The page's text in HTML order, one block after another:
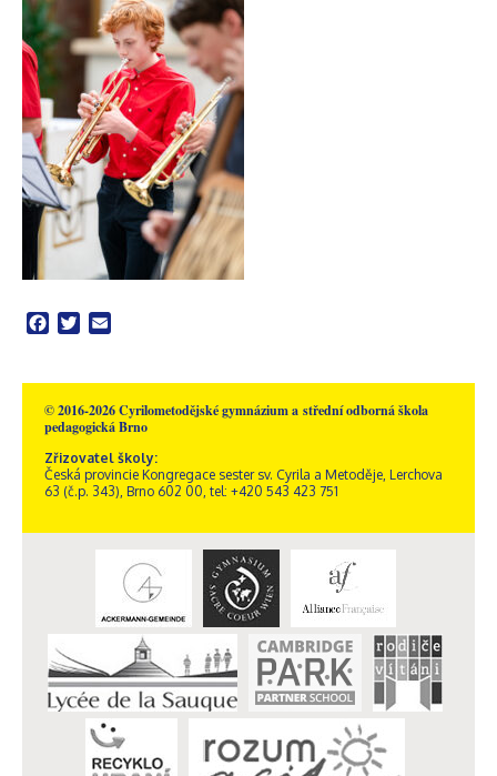
Facebook
Twitter
© 2016-2026 Cyrilometodějské gymnázium a střední odborná škola
pedagogická Brno
Zřizovatel školy:
Česká provincie Kongregace sester sv. Cyrila a Metoděje, Lerchova
63 (č.p. 343), Brno 602 00, tel: +420 543 423 751